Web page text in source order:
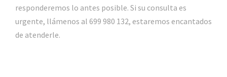
responderemos lo antes posible. Si su consulta es
urgente, llámenos al 699 980 132, estaremos encantados
de atenderle.